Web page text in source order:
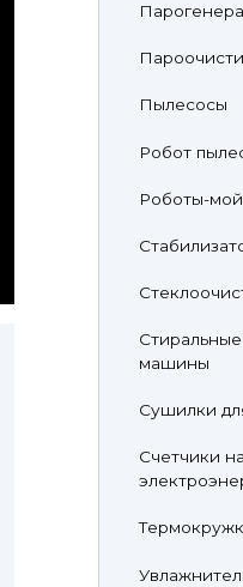
Пылесосы
Робот
Роботы-
машины
Сушилки
Счетчики